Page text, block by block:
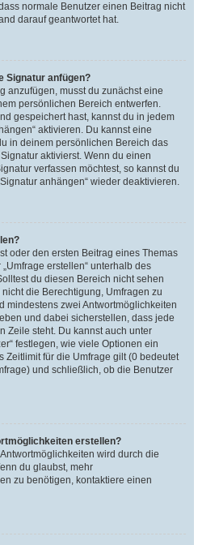
normale Benutzer einen Beitrag nicht
darauf geantwortet hat.
Signatur anfügen?
anzufügen, musst du zunächst eine
persönlichen Bereich entwerfen.
gespeichert hast, kannst du in jedem
aktivieren. Du kannst eine
in deinem persönlichen Bereich das
aktivierst. Wenn du einen
verfassen möchtest, so kannst du
anhängen“ wieder deaktivieren.
oder den ersten Beitrag eines Themas
erstellen“ unterhalb des
du diesen Bereich nicht sehen
die Berechtigung, Umfragen zu
mindestens zwei Antwortmöglichkeiten
und dabei sicherstellen, dass jede
Zeile steht. Du kannst auch unter
festlegen, wie viele Optionen ein
Zeitlimit für die Umfrage gilt (0 bedeutet
und schließlich, ob die Benutzer
erstellen?
wird durch die
du glaubst, mehr
zu benötigen, kontaktiere einen